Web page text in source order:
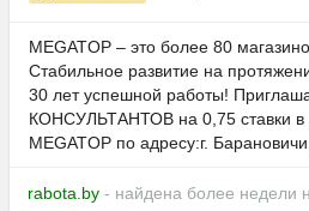
MEGATOP – это более 80
Стабильное развитие на
30 лет успешной работы!
КОНСУЛЬТАНТОВ на 0,75 ставки в
MEGATOP по адресу:г.
rabota.by - найдена более недели